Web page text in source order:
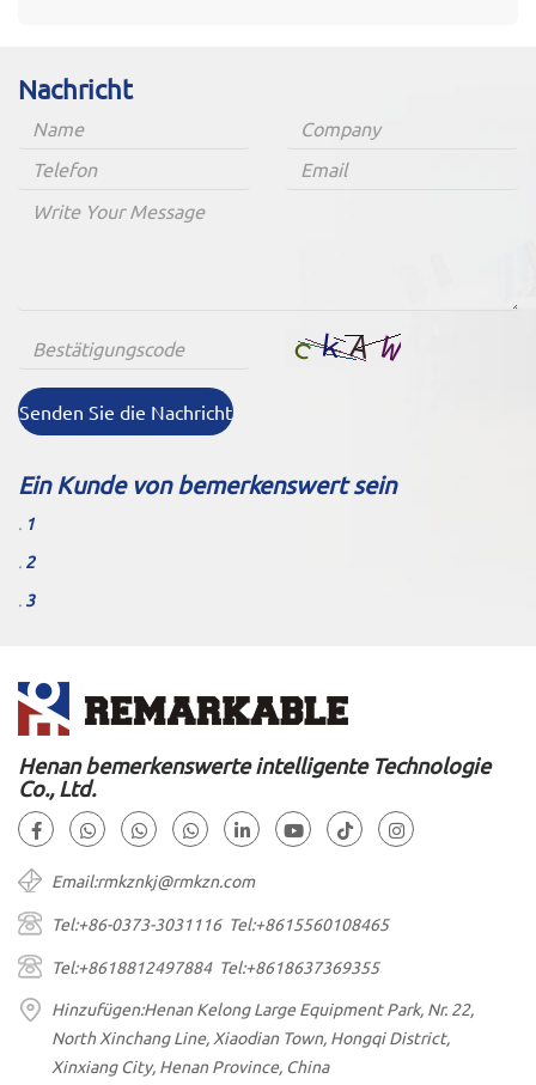
Nachricht
Senden Sie die Nachricht
Ein Kunde von bemerkenswert sein
. 1
. 2
. 3
Henan bemerkenswerte intelligente Technologie
Co., Ltd.
Email:rmkznkj@rmkzn.com
Tel:+86-0373-3031116 Tel:+8615560108465
Tel:+8618812497884 Tel:+8618637369355
Hinzufügen:Henan Kelong Large Equipment Park, Nr. 22,
North Xinchang Line, Xiaodian Town, Hongqi District,
Xinxiang City, Henan Province, China